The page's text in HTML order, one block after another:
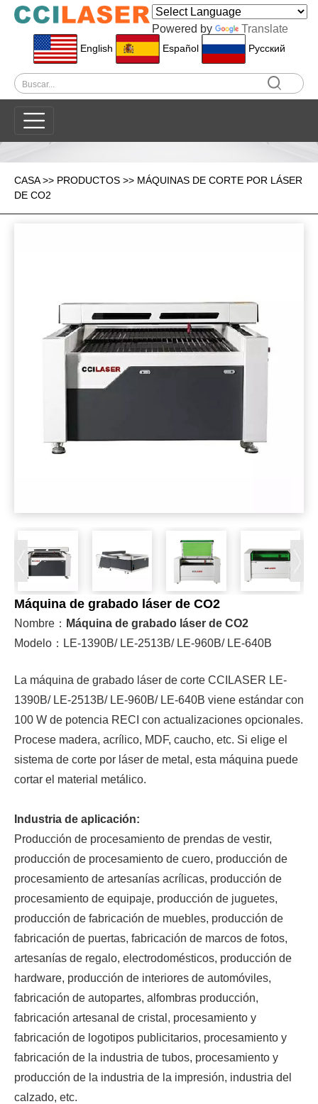
Powered by Translate
English Español Pусский
CASA>> PRODUCTOS >> MÁQUINAS DE CORTE POR LÁSER
DE CO2
Máquina de grabado láser de CO2
Nombre： Máquina de grabado láser de CO2
Modelo：LE-1390B/ LE-2513B/ LE-960B/ LE-640B
La máquina de grabado láser de corte CCILASER LE-
1390B/ LE-2513B/ LE-960B/ LE-640B viene estándar con
100 W de potencia RECI con actualizaciones opcionales.
Procese madera, acrílico, MDF, caucho, etc. Si elige el
sistema de corte por láser de metal, esta máquina puede
cortar el material metálico.
Industria de aplicación:
Producción de procesamiento de prendas de vestir,
producción de procesamiento de cuero, producción de
procesamiento de artesanías acrílicas, producción de
procesamiento de equipaje, producción de juguetes,
producción de fabricación de muebles, producción de
fabricación de puertas, fabricación de marcos de fotos,
artesanías de regalo, electrodomésticos, producción de
hardware, producción de interiores de automóviles,
fabricación de autopartes, alfombras producción,
fabricación artesanal de cristal, procesamiento y
fabricación de logotipos publicitarios, procesamiento y
fabricación de la industria de tubos, procesamiento y
producción de la industria de la impresión, industria del
calzado, etc.